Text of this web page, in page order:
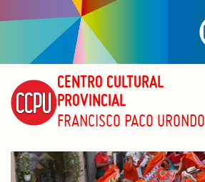
CENTRO CULTURAL
PROVINCIAL
FRANCISCO PACO URONDO